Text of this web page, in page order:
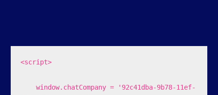
<script>
    window.chatCompany = '92c41dba-9b78-11ef-